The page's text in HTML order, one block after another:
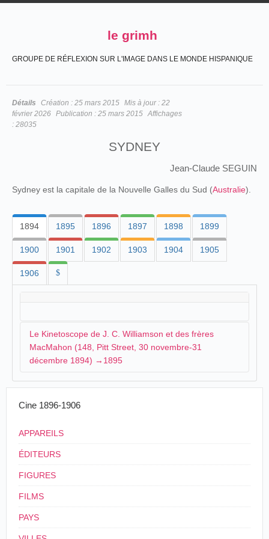
le grimh
GROUPE DE RÉFLEXION SUR L'IMAGE DANS LE MONDE HISPANIQUE
Détails Création : 25 mars 2015 Mis à jour : 22
février 2026 Publication : 25 mars 2015 Affichages
: 28035
SYDNEY
Jean-Claude SEGUIN
Sydney est la capitale de la Nouvelle Galles du Sud (Australie).
1894 1895 1896 1897 1898 1899
1900 1901 1902 1903 1904 1905
1906 $
Le Kinetoscope de J. C. Williamson et des frères
MacMahon (148, Pitt Street, 30 novembre-31
décembre 1894) →1895
presse annonce l'arrivée à Sydney du kinetoscope
THE
and will be on exhibition in a few days. It was
decided by the combined companies owning the
the public should be practically simultaneous
during his recent visit to America, secured the
Cine 1896-1906
APPAREILS
ÉDITEURS
FIGURES
FILMS
PAYS